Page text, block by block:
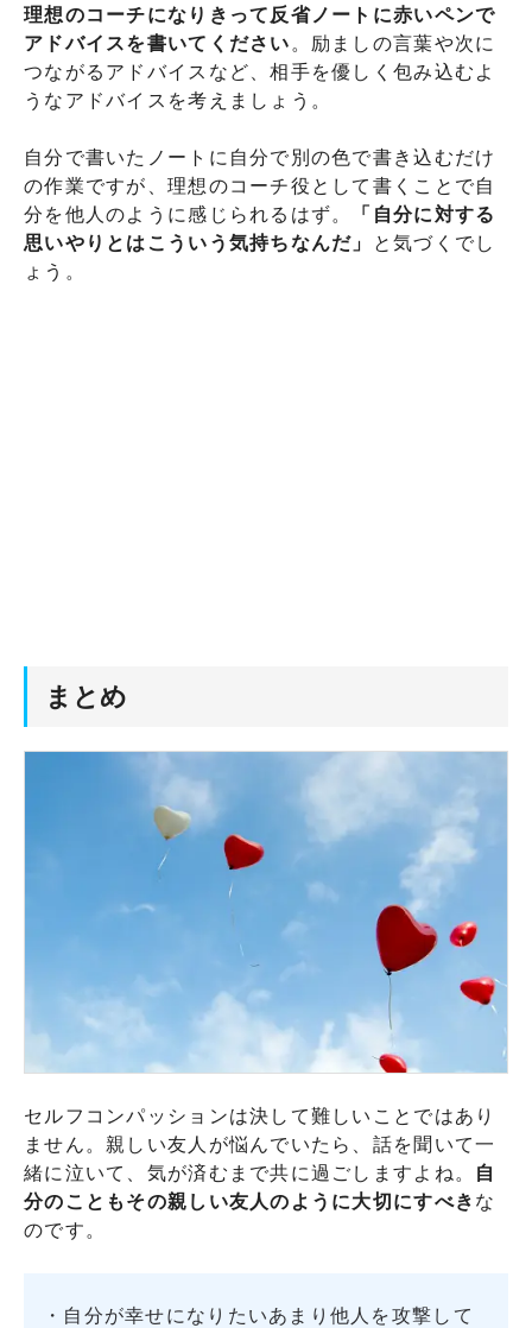
理想のコーチになりきって反省ノートに赤いペンで
アドバイスを書いてください 。励ましの言葉や次に
つながるアドバイスなど、相手を優しく包み込むよ
うなアドバイスを考えましょう。
自分で書いたノートに自分で別の色で書き込むだけ
の作業ですが、理想のコーチ役として書くことで自
分を他人のように感じられるはず。
「自分に対する
思いやりとはこういう気持ちなんだ」
と気づくでし
ょう。
まとめ
セルフコンパッションは決して難しいことではあり
ません。親しい友人が悩んでいたら、話を聞いて一
緒に泣いて、気が済むまで共に過ごしますよね。
自
分のこともその親しい友人のように大切にすべき な
のです。
・自分が幸せになりたいあまり他人を攻撃して